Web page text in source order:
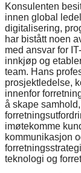
Konsulenten
innen global
digitalisering,
har bistått noen
med ansvar for
innkjøp og
team. Hans
prosjektledelse,
innenfor
å skape
imøtekomme
kommunikasjon
teknologi og